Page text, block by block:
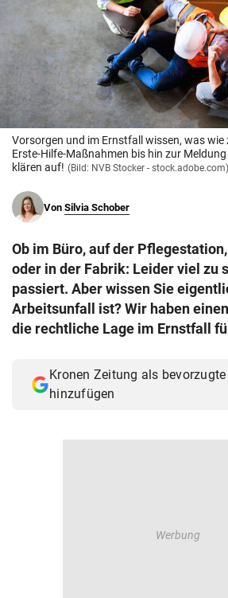
© Krone Multimedia GmbH & Co KG 2026
Muthgasse 2, 1190 Wien
Vorsorgen und im Ernstfall wissen, was wie
Erste-Hilfe-Maßnahmen bis hin zur
klären auf! (Bild: NVB Stocker - stock.adobe.com)
Von Silvia Schober
Ob im Büro, auf der
oder in der Fabrik: Leider viel zu
passiert. Aber wissen Sie
Arbeitsunfall ist? Wir haben
die rechtliche Lage im Ernstfall
Kronen Zeitung als
hinzufügen